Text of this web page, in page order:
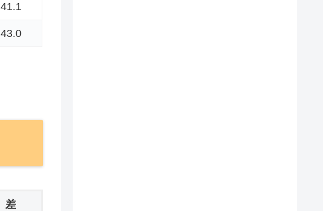
41.1
43.0
差